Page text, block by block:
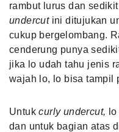
rambut lurus dan
undercutini ditujukan
cukup bergelombang.
cenderung punya
jika lo udah tahu jenis
wajah lo, lo bisa tampil
Untukcurly undercut,
dan untuk bagian atas